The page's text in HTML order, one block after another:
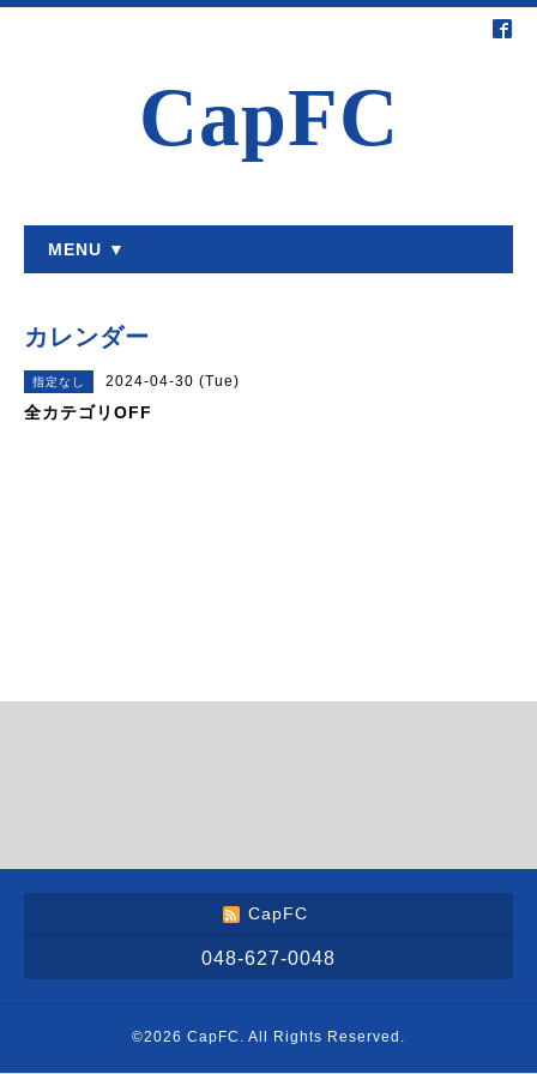
CapFC
MENU ▼
カレンダー
指定なし 2024-04-30 (Tue)
全カテゴリOFF
CapFC
048-627-0048
©2026 CapFC . All Rights Reserved.